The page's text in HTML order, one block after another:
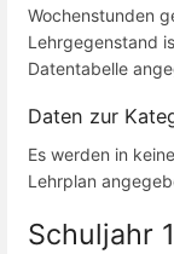
Wochenstunden
Lehrgegenstand
Datentabelle
Daten zur
Es werden in
Lehrplan
Schuljahr